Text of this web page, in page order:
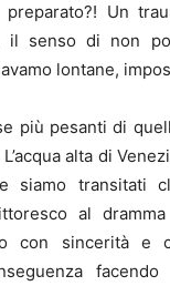
Un
il senso di non
lontane,
più pesanti di
alta di
siamo transitati
al dramma
con sincerità e